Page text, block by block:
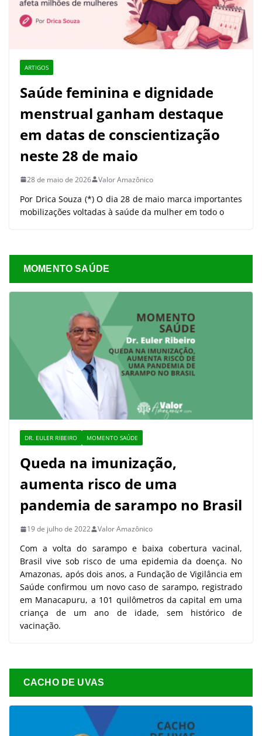
ARTIGOS
Saúde feminina e dignidade
menstrual ganham destaque
em datas de conscientização
neste 28 de maio
28 de maio de 2026 Valor Amazônico
Por Drica Souza (*) O dia 28 de maio marca importantes
mobilizações voltadas à saúde da mulher em todo o
MOMENTO SAÚDE
DR. EULER RIBEIRO MOMENTO SAÚDE
Queda na imunização,
aumenta risco de uma
pandemia de sarampo no Brasil
19 de julho de 2022 Valor Amazônico
Com a volta do sarampo e baixa cobertura vacinal,
Brasil vive sob risco de uma epidemia da doença. No
Amazonas, após dois anos, a Fundação de Vigilância em
Saúde confirmou um novo caso de sarampo, registrado
em Manacapuru, a 101 quilômetros da capital em uma
criança de um ano de idade, sem histórico de
vacinação.
CACHO DE UVAS